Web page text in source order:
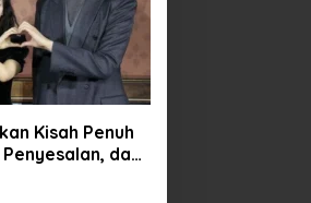
Kisah Penuh
dan